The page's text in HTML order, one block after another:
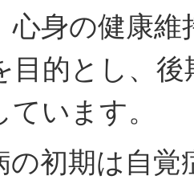
心身の健康維
目的とし、
います。
の初期は自覚